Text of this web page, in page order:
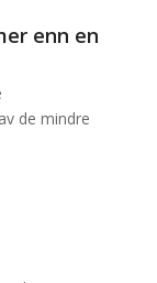
enn en
de mindre